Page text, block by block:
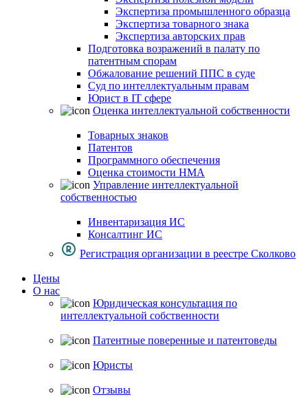
Экспертиза промышленного образца
Экспертиза товарного знака
Экспертиза авторских прав
Подготовка возражений в палату по
патентным спорам
Обжалование решений ППС в суде
Суд по интеллектуальным правам
Юрист в IT сфере
Оценка интеллектуальной собственности
Товарных знаков
Патентов
Программного обеспечения
Оценка стоимости НМА
Управление интеллектуальной
собственностью
Инвентаризация ИС
Консалтинг ИС
Регистрация организации в реестре Сколково
Цены
О нас
Юридическая консультация по
интеллектуальной собственности
Патентные поверенные и патентоведы
Юристы
Отзывы